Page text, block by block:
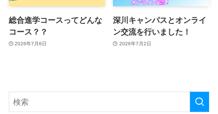
総合進学コースってどんな
コース？？
2026年7月6日
深川キャンパスとオンライ
ン交流を行いました！
2026年7月2日